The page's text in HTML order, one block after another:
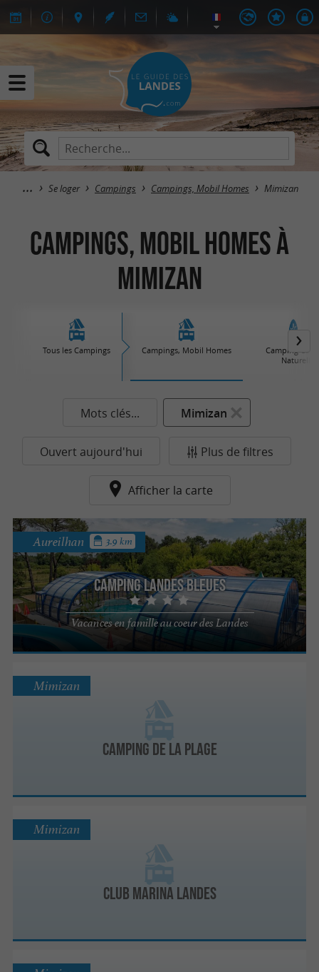
Se loger Campings Campings, Mobil Homes Mimizan
Campings, Mobil Homes à
Mimizan
Tous les Campings Campings, Mobil Homes
Camping Car,
Naturelles
Mots clés... Mimizan
Ouvert aujourd'hui Plus de filtres
Afficher la carte
Camping Landes Bleues
Vacances en famille au coeur des Landes
Aureilhan 3.9 km
Camping de la Plage
Mimizan
Club Marina Landes
Mimizan